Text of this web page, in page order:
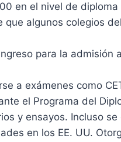
en el nivel de
algunos colegios
para la
a exámenes como
el Programa del
y ensayos. Incluso
en los EE. UU.